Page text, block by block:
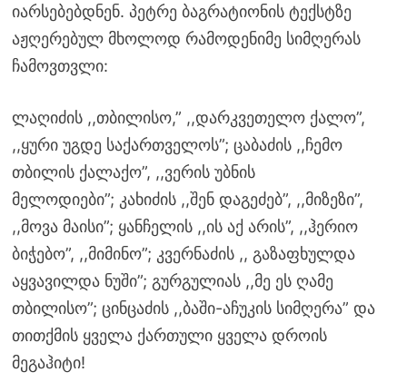
იარსებებდნენ. პეტრე ბაგრატიონის ტექსტზე
აჟღერებულ მხოლოდ რამოდენიმე სიმღერას
ჩამოვთვლი:
ლაღიძის ,,თბილისო,” ,,დარკვეთელო ქალო”,
,,ყური უგდე საქართველოს”; ცაბაძის ,,ჩემო
თბილის ქალაქო”, ,,ვერის უბნის
მელოდიები”; კახიძის ,,შენ დაგეძებ”, ,,მიზეზი”,
,,მოვა მაისი”; ყანჩელის ,,ის აქ არის”, ,,ჰერიო
ბიჭებო”, ,,მიმინო”; კვერნაძის ,, გაზაფხულდა
აყვავილდა ნუში”; გურგულიას ,,მე ეს ღამე
თბილისო”; ცინცაძის ,,ბაში-აჩუკის სიმღერა” და
თითქმის ყველა ქართული ყველა დროის
მეგაჰიტი!